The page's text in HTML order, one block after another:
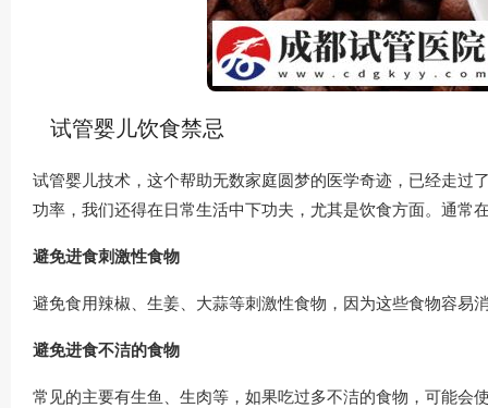
试管婴儿饮食禁忌
试管婴儿技术，这个帮助无数家庭圆梦的医学奇迹，已经走
功率，我们还得在日常生活中下功夫，尤其是饮食方面。通常
避免进食刺激性食物
避免食用辣椒、生姜、大蒜等刺激性食物，因为这些食物容易
避免进食不洁的食物
常见的主要有生鱼、生肉等，如果吃过多不洁的食物，可能会